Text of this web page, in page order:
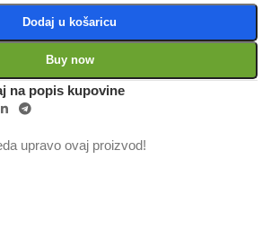
Dodaj u košaricu
Buy now
na popis kupovine
upravo ovaj proizvod!